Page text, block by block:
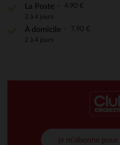
La Poste 4,90 €
2 à 4 jours
À domicile 7,90 €
2 à 4 jours
je m'abonne pour